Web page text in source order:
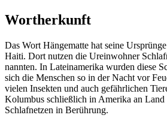
Wortherkunft
Das Wort Hängematte hat seine
Haiti. Dort nutzen die Ureinwohner
nannten. In Lateinamerika wurden diese
sich die Menschen so in der Nacht vor
vielen Insekten und auch gefährlichen
Kolumbus schließlich in Amerika an Land
Schlafnetzen in Berührung.